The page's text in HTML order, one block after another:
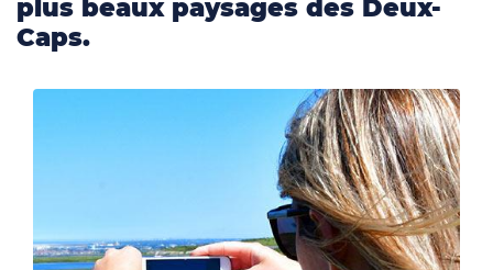
plus beaux paysages des Deux-
Caps.